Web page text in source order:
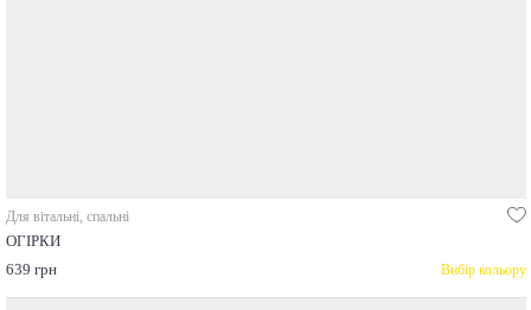
Для вітальні, спальні
ОГІРКИ
639 грн
Вибір кольору